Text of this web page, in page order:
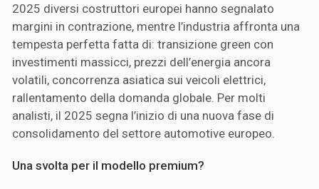
2025 diversi costruttori europei hanno segnalato
margini in contrazione, mentre l’industria affronta una
tempesta perfetta fatta di: transizione green con
investimenti massicci, prezzi dell’energia ancora
volatili, concorrenza asiatica sui veicoli elettrici,
rallentamento della domanda globale. Per molti
analisti, il 2025 segna l’inizio di una nuova fase di
consolidamento del settore automotive europeo.
Una svolta per il modello premium?